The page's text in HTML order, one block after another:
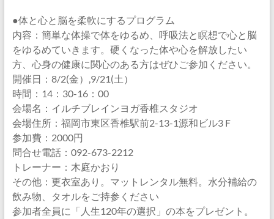
●体と心と脳を柔軟にするプログラム
内容：簡単な体操で体をゆるめ、呼吸法と瞑想で心と脳
をゆるめていきます。硬くなった体や心を解放したい
方、心身の健康に関心のある方はぜひご参加ください。
開催日：8/2(金）,9/21(土）
時間：14：30-16：00
会場名：イルチブレインヨガ香椎スタジオ
会場住所：福岡市東区香椎駅前2-13-1源和ビル3Ｆ
参加費：2000円
問合せ電話：092-673-2212
トレーナー：木庭かおり
その他：更衣室あり。マットレンタル無料。水分補給の
飲み物、タオルをご持参ください
参加者全員に「人生120年の選択」の本をプレゼント。